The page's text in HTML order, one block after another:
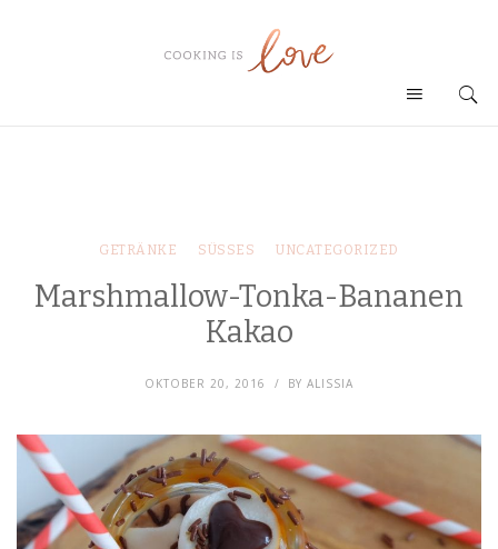
GETRÄNKE SÜSSES UNCATEGORIZED
Marshmallow-Tonka-Bananen
Kakao
OKTOBER 20, 2016 BY ALISSIA